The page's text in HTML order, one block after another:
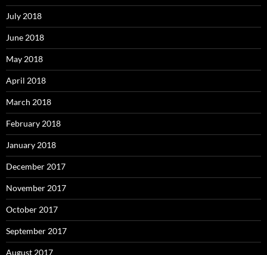
July 2018
June 2018
May 2018
April 2018
March 2018
February 2018
January 2018
December 2017
November 2017
October 2017
September 2017
August 2017